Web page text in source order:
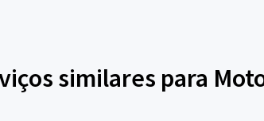
similares para